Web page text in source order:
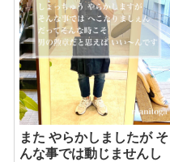
また やらかしましたが そ
んな事では動じませんし